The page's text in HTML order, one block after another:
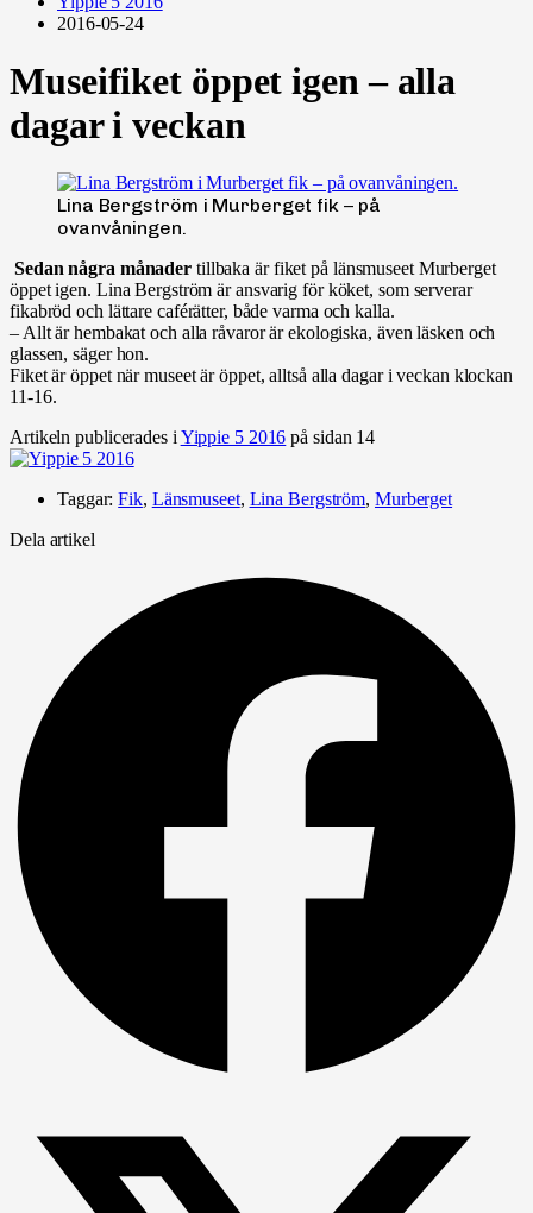
2016-05-24
Museifiket öppet igen – alla
dagar i veckan
Lina Bergström i Murberget fik – på
ovanvåningen.
Sedan några månader tillbaka är fiket på länsmuseet Murberget
öppet igen. Lina Bergström är ansvarig för köket, som serverar
fikabröd och lättare caférätter, både varma och kalla.
– Allt är hembakat och alla råvaror är ekologiska, även läsken och
glassen, säger hon.
Fiket är öppet när museet är öppet, alltså alla dagar i veckan klockan
11-16.
Artikeln publicerades iYippie 5 2016 på sidan 14
Taggar:Fik, Länsmuseet, Lina Bergström, Murberget
Dela artikel